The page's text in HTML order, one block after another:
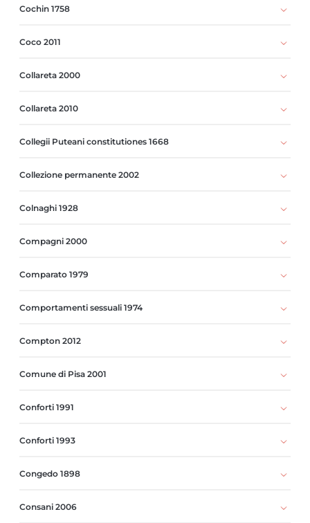
Cochin 1758
Coco 2011
Collareta 2000
Collareta 2010
Collegii Puteani constitutiones 1668
Collezione permanente 2002
Colnaghi 1928
Compagni 2000
Comparato 1979
Comportamenti sessuali 1974
Compton 2012
Comune di Pisa 2001
Conforti 1991
Conforti 1993
Congedo 1898
Consani 2006